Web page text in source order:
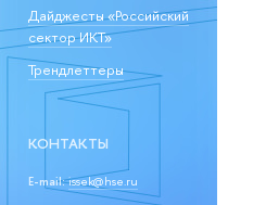
Дайджесты «Российский
сектор ИКТ»
Трендлеттеры
КОНТАКТЫ
E-mail:issek@hse.ru